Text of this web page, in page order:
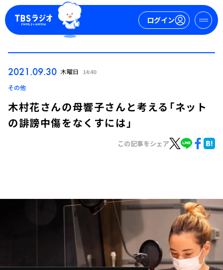
ログイン
トピックス
TBS Podcast
イベント・グッズ
YouTube
会社情報
2021.09.30 木曜日 14:40
その他
木村花さんの母響子さんと考える「ネット
の誹謗中傷をなくすには」
この記事をシェア